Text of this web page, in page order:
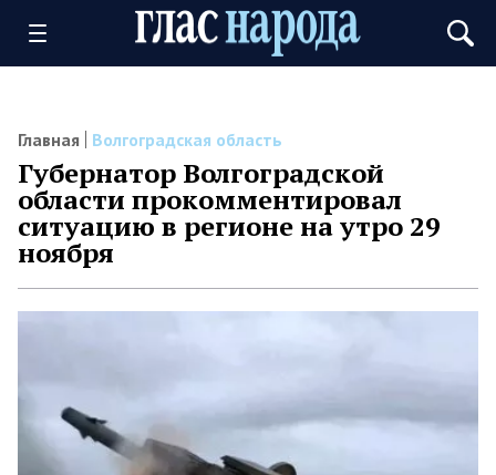
Главная Волгоградская область
Губернатор Волгоградской
области прокомментировал
ситуацию в регионе на утро 29
ноября